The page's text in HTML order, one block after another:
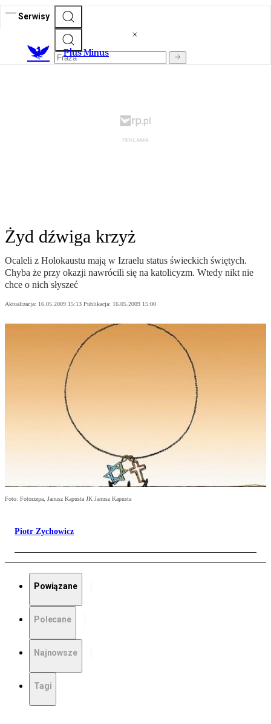
Serwisy
Plus Minus
Żyd dźwiga krzyż
Ocaleli z Holokaustu mają w Izraelu status świeckich świętych.
Chyba że przy okazji nawrócili się na katolicyzm. Wtedy nikt nie
chce o nich słyszeć
Aktualizacja: 16.05.2009 15:13 Publikacja: 16.05.2009 15:00
Foto: Fotorzepa, Janusz Kapusta JK Janusz Kapusta
Piotr Zychowicz
Powiązane
Polecane
Najnowsze
Tagi